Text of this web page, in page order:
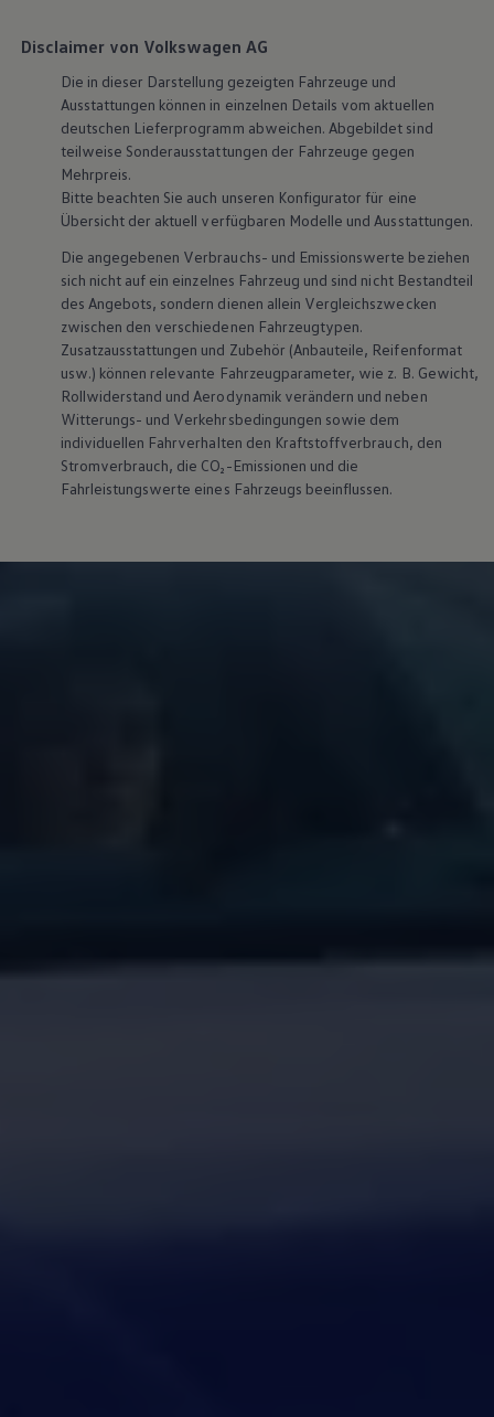
Disclaimer von Volkswagen AG
Die in dieser Darstellung gezeigten Fahrzeuge und
Ausstattungen können in einzelnen Details vom aktuellen
deutschen Lieferprogramm abweichen. Abgebildet sind
teilweise Sonderausstattungen der Fahrzeuge gegen
Mehrpreis.
Bitte beachten Sie auch unseren Konfigurator für eine
Übersicht der aktuell verfügbaren Modelle und Ausstattungen.
Die angegebenen Verbrauchs- und Emissionswerte beziehen
sich nicht auf ein einzelnes Fahrzeug und sind nicht Bestandteil
des Angebots, sondern dienen allein Vergleichszwecken
zwischen den verschiedenen Fahrzeugtypen.
Zusatzausstattungen und Zubehör (Anbauteile, Reifenformat
usw.) können relevante Fahrzeugparameter, wie z. B. Gewicht,
Rollwiderstand und Aerodynamik verändern und neben
Witterungs- und Verkehrsbedingungen sowie dem
individuellen Fahrverhalten den Kraftstoffverbrauch, den
Stromverbrauch, die CO₂-Emissionen und die
Fahrleistungswerte eines Fahrzeugs beeinflussen.